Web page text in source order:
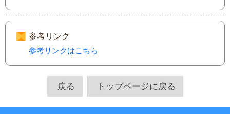
参考リンク
参考リンクはこちら
戻る トップページに戻る